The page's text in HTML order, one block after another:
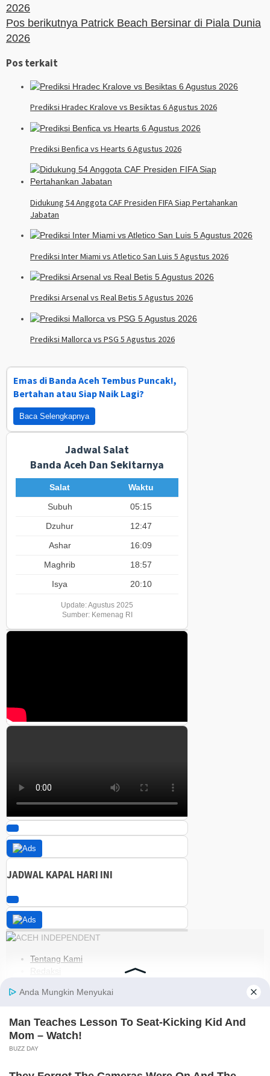
2026
Pos berikutnya Patrick Beach Bersinar di Piala Dunia
2026
Pos terkait
Prediksi Hradec Kralove vs Besiktas 6 Agustus 2026
Prediksi Benfica vs Hearts 6 Agustus 2026
Didukung 54 Anggota CAF Presiden FIFA Siap Pertahankan
Jabatan
Prediksi Inter Miami vs Atletico San Luis 5 Agustus 2026
Prediksi Arsenal vs Real Betis 5 Agustus 2026
Prediksi Mallorca vs PSG 5 Agustus 2026
Emas di Banda Aceh Tembus Puncak!,
Bertahan atau Siap Naik Lagi?
Baca Selengkapnya
Jadwal Salat
Banda Aceh Dan Sekitarnya
Salat
Waktu
Subuh
05:15
Dzuhur
12:47
Ashar
16:09
Maghrib
18:57
Isya
20:10
Update: Agustus 2025
Sumber: Kemenag RI
JADWAL KAPAL HARI INI
Tentang Kami
Redaksi
Pedoman Media Siber
Kebijakan Privasi
Jaringan Social